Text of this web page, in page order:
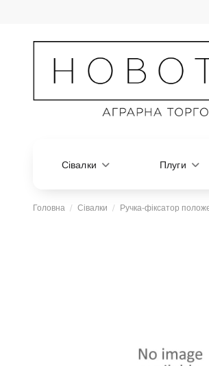
Сівалки Плуги
Головна Сівалки Ручка-фіксатор